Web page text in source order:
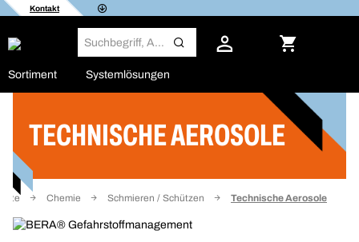
Kontakt
Sortiment Systemlösungen
TECHNISCHE AEROSOLE
Chemie Schmieren / Schützen Technische Aerosole
Filter